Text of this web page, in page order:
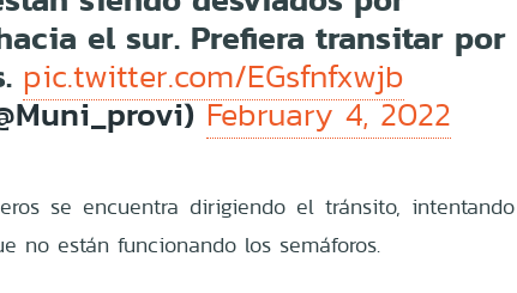
el sur. Prefiera transitar por
pic.twitter.com/EGsfnfxwjb
February 4, 2022
se encuentra dirigiendo el tránsito, intentando
no están funcionando los semáforos.